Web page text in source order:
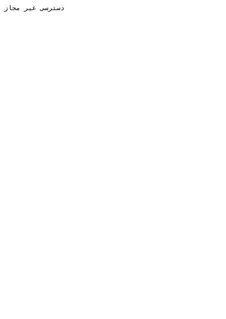
دسترسی غیر مجاز